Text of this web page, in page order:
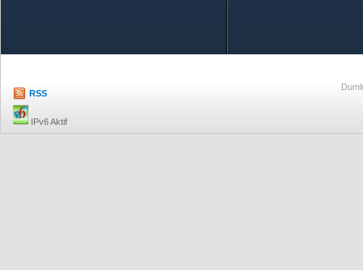
RSS
IPv6 Aktif